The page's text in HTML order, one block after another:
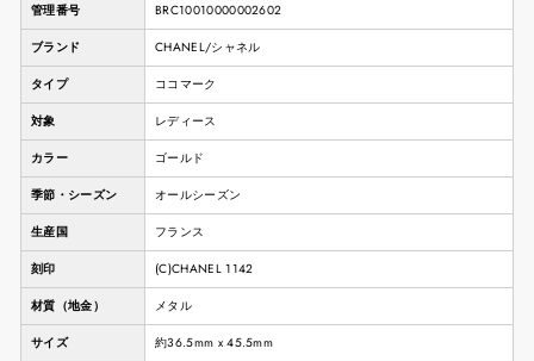
管理番号 BRC10010000002602
ブランド CHANEL/シャネル
タイプ ココマーク
対象 レディース
カラー ゴールド
季節・シーズン オールシーズン
生産国 フランス
刻印 (C)CHANEL 1142
材質（地金） メタル
サイズ 約36.5mm x 45.5mm